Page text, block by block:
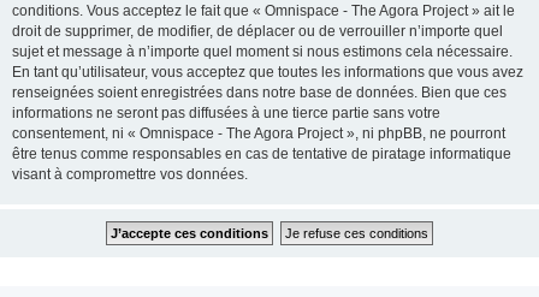
conditions. Vous acceptez le fait que « Omnispace - The Agora Project » ait le
droit de supprimer, de modifier, de déplacer ou de verrouiller n’importe quel
sujet et message à n’importe quel moment si nous estimons cela nécessaire.
En tant qu’utilisateur, vous acceptez que toutes les informations que vous avez
renseignées soient enregistrées dans notre base de données. Bien que ces
informations ne seront pas diffusées à une tierce partie sans votre
consentement, ni « Omnispace - The Agora Project », ni phpBB, ne pourront
être tenus comme responsables en cas de tentative de piratage informatique
visant à compromettre vos données.